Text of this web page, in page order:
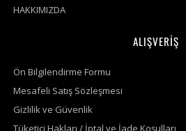
HAKKIMIZDA
ALIŞVERİŞ
Ön Bilgilendirme Formu
Mesafeli Satış Sözleşmesi
Gizlilik ve Güvenlik
Tüketici Hakları / İptal ve İade Koşulları